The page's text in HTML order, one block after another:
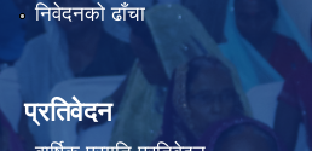
निवेदनको ढाँचा
प्रतिवेदन